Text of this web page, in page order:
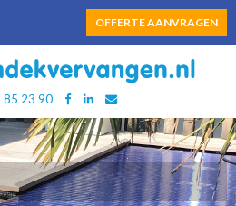
23 90
OFFERTE AANVRAGEN